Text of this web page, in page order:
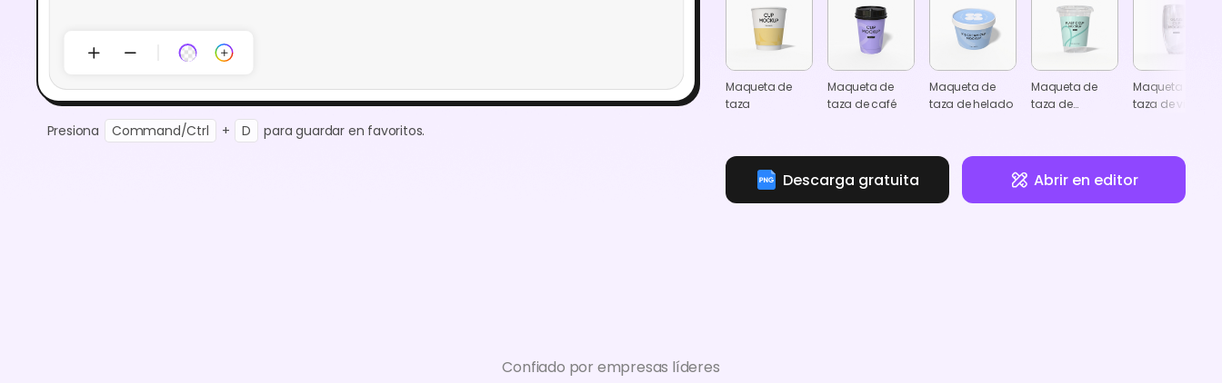
Presiona Command/Ctrl + D para guardar en favoritos.
Maqueta de
taza
Maqueta de
taza de café
Maqueta de
taza de helado
Maqueta de
taza de
Maqueta de
taza de vidrio
Descarga gratuita Abrir en editor
Confiado por empresas líderes